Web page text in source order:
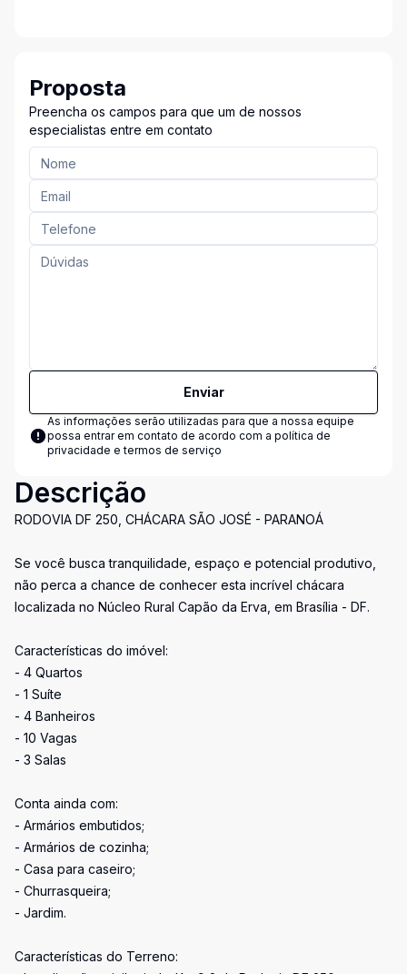
Proposta
Preencha os campos para que um de nossos
especialistas entre em contato
Enviar
As informações serão utilizadas para que a nossa equipe
possa entrar em contato de acordo com a política de
privacidade e termos de serviço
Descrição
RODOVIA DF 250, CHÁCARA SÃO JOSÉ - PARANOÁ
Se você busca tranquilidade, espaço e potencial produtivo,
não perca a chance de conhecer esta incrível chácara
localizada no Núcleo Rural Capão da Erva, em Brasília - DF.
Características do imóvel:
- 4 Quartos
- 1 Suíte
- 4 Banheiros
- 10 Vagas
- 3 Salas
Conta ainda com:
- Armários embutidos;
- Armários de cozinha;
- Casa para caseiro;
- Churrasqueira;
- Jardim.
Características do Terreno: